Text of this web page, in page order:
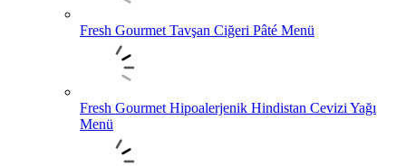
Fresh Gourmet Tavşan Ciğeri Pâté Menü
Fresh Gourmet Hipoalerjenik Hindistan Cevizi Yağı
Menü